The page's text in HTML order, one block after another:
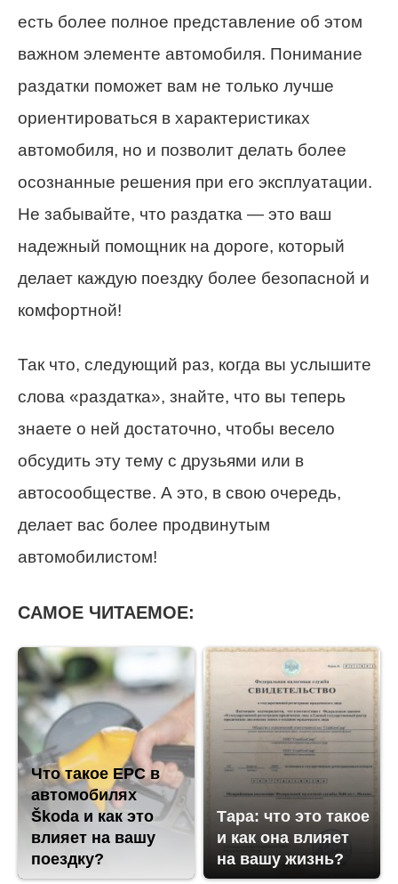
есть более полное представление об этом
важном элементе автомобиля. Понимание
раздатки поможет вам не только лучше
ориентироваться в характеристиках
автомобиля, но и позволит делать более
осознанные решения при его эксплуатации.
Не забывайте, что раздатка — это ваш
надежный помощник на дороге, который
делает каждую поездку более безопасной и
комфортной!
Так что, следующий раз, когда вы услышите
слова «раздатка», знайте, что вы теперь
знаете о ней достаточно, чтобы весело
обсудить эту тему с друзьями или в
автосообществе. А это, в свою очередь,
делает вас более продвинутым
автомобилистом!
САМОЕ ЧИТАЕМОЕ:
Что такое EPC в
автомобилях
Škoda и как это
влияет на вашу
поездку?
Тара: что это такое
и как она влияет
на вашу жизнь?